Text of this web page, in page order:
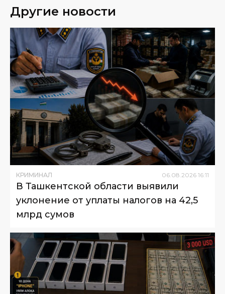
Другие новости
КРИМИНАЛ 06 08 2026 16:11
В Ташкентской области выявили
уклонение от уплаты налогов на 42,5
млрд сумов